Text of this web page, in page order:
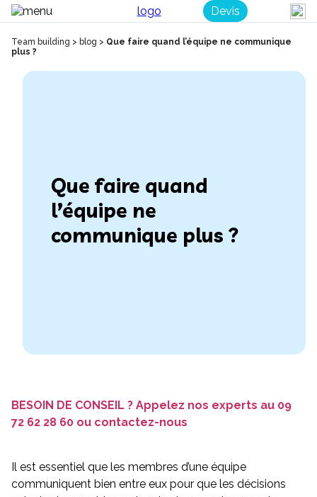
Devis
Team building > blog > Que faire quand l’équipe ne communique
plus ?
Que faire quand
l’équipe ne
communique plus ?
BESOIN DE CONSEIL ? Appelez nos experts au 09
72 62 28 60 ou contactez-nous
Il est essentiel que les membres d’une équipe
communiquent bien entre eux pour que les décisions